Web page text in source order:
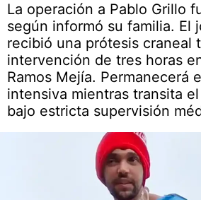
La operación a Pablo Grillo
según informó su familia. El
recibió una prótesis craneal
intervención de tres horas
Ramos Mejía. Permanecerá
intensiva mientras transita
bajo estricta supervisión